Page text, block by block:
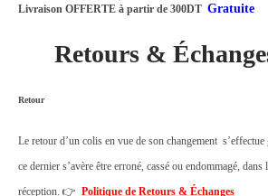
Livraison OFFERTE à partir de 300DT Gratuite
Retours &
Retour
Le retour d’un colis en vue de son changement
ce dernier s’avère être erroné, cassé ou endommagé,
réception. 👉 Politique de Retours & Échanges